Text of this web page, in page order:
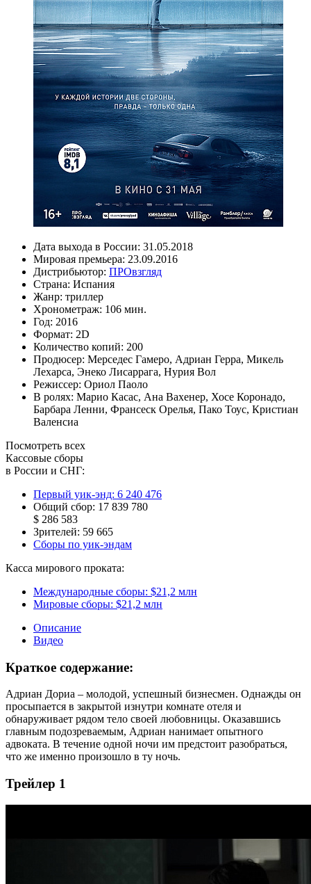
Дата выхода в России: 31.05.2018
Мировая премьера: 23.09.2016
Дистрибьютор: ПРОвзгляд
Страна: Испания
Жанр: триллер
Хронометраж: 106 мин.
Год: 2016
Формат: 2D
Количество копий: 200
Продюсер: Мерседес Гамеро, Адриан Герра, Микель
Лехарса, Энеко Лисаррага, Нурия Вол
Режиссер: Ориол Паоло
В ролях: Марио Касас, Ана Вахенер, Хосе Коронадо,
Барбара Ленни, Франсеск Орелья, Пако Тоус, Кристиан
Валенсиа
Посмотреть всех
Кассовые сборы
в России и СНГ:
Первый уик-энд: 6 240 476
Общий сбор: 17 839 780
$ 286 583
Зрителей: 59 665
Сборы по уик-эндам
Касса мирового проката:
Международные сборы: $21,2 млн
Мировые сборы: $21,2 млн
Описание
Видео
Краткое содержание:
Адриан Дориа – молодой, успешный бизнесмен. Однажды он
просыпается в закрытой изнутри комнате отеля и
обнаруживает рядом тело своей любовницы. Оказавшись
главным подозреваемым, Адриан нанимает опытного
адвоката. В течение одной ночи им предстоит разобраться,
что же именно произошло в ту ночь.
Трейлер 1